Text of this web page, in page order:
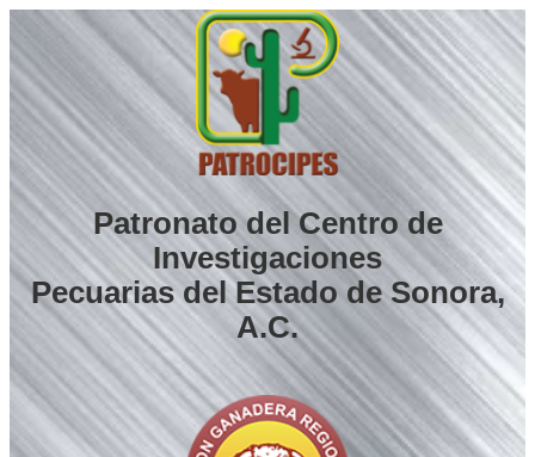
Saltar
al
contenido
Patronato del Centro de
Investigaciones
Pecuarias del Estado de Sonora,
A.C.